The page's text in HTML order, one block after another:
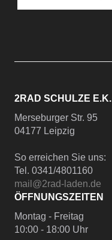
2RAD SCHULZE E.K.
Merseburger Str. 95
04177 Leipzig
So erreichen Sie uns:
Tel. 0341/4801160
mail@2rad-laden.de
ÖFFNUNGSZEITEN
Montag - Freitag
10:00 - 18:00 Uhr